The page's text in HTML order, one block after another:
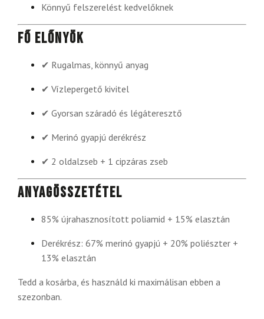
Könnyű felszerelést kedvelőknek
Fő előnyök
✔ Rugalmas, könnyű anyag
✔ Vízlepergető kivitel
✔ Gyorsan száradó és légáteresztő
✔ Merinó gyapjú derékrész
✔ 2 oldalzseb + 1 cipzáras zseb
Anyagösszetétel
85% újrahasznosított poliamid + 15% elasztán
Derékrész: 67% merinó gyapjú + 20% poliészter +
13% elasztán
Tedd a kosárba, és használd ki maximálisan ebben a
szezonban.